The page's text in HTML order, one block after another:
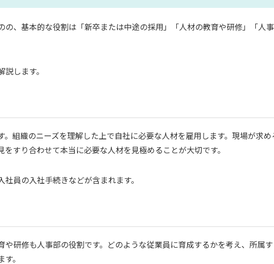
、基本的な役割は「新卒または中途の採用」「人材の教育や研修」「人
します。
組織のニーズを理解した上で自社に必要な人材を雇用します。現場が求め
すり合わせて本当に必要な人材を見極めることが大切です。
員の入社手続きなどが含まれます。
研修も人事部の役割です。どのような従業員に育成するかを考え、所属
。